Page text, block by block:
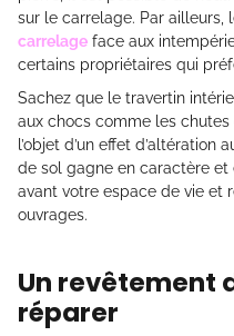
sur le carrelage. Par ailleurs,
carrelage face aux
certains propriétaires qui
Sachez que le travertin
aux chocs comme les
l’objet d’un effet
de sol gagne en caractère et
avant votre espace de vie et
ouvrages.
Un revêtement
réparer